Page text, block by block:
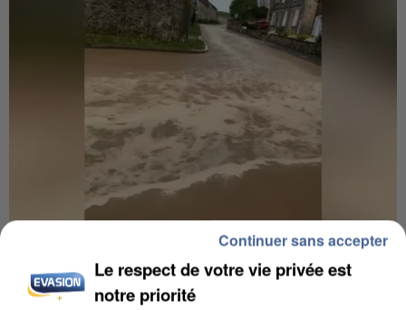
UNE TOURISTE DE L’OISE EMPORTÉE PAR UNE
COULÉE DE BOUE EN HAUTE-SAVOIE
Le respect de votre vie privée est
notre priorité
Continuer sans accepter